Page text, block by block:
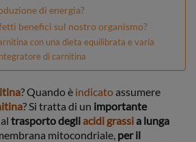
di energia?
benefici sul nostro organismo?
con una dieta equilibrata e varia
di carnitina
? Quando è indicatoassumere
? Si tratta di un importante
trasporto degliacidi grassia lunga
mitocondriale, per il